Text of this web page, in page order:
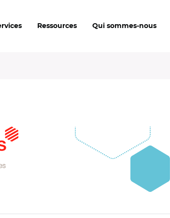
Ressources Qui sommes-nous